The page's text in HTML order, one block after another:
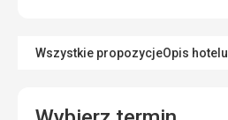
Wszystkie propozycjeOpis hotelu